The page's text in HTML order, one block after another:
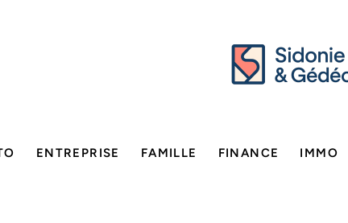
ENTREPRISE FAMILLE FINANCE IMMO